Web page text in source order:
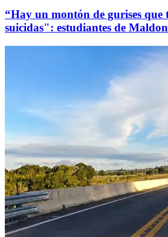
“Hay un montón de gurises que
suicidas": estudiantes de